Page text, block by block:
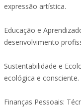
expressão artística.
Educação e
desenvolvimento
Sustentabilidade e
ecológica e consciente.
Finanças Pessoais: